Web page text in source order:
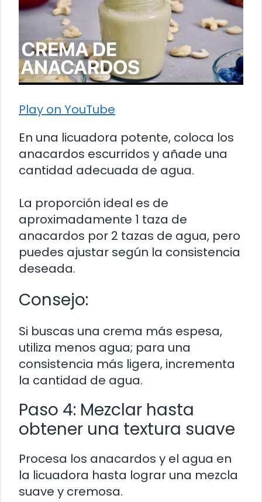
Play on YouTube
En una licuadora potente, coloca los
anacardos escurridos y añade una
cantidad adecuada de agua.
La proporción ideal es de
aproximadamente 1 taza de
anacardos por 2 tazas de agua, pero
puedes ajustar según la consistencia
deseada.
Consejo:
Si buscas una crema más espesa,
utiliza menos agua; para una
consistencia más ligera, incrementa
la cantidad de agua.
Paso 4: Mezclar hasta
obtener una textura suave
Procesa los anacardos y el agua en
la licuadora hasta lograr una mezcla
suave y cremosa.